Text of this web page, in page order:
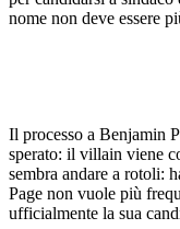
nome non deve essere
Il processo a Benjamin
sperato: il villain viene
sembra andare a rotoli:
Page non vuole più
ufficialmente la sua